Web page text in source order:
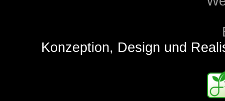
Konzeption, Design und